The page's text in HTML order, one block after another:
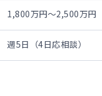
1,800万円～2,500万円
週5日（4日応相談）